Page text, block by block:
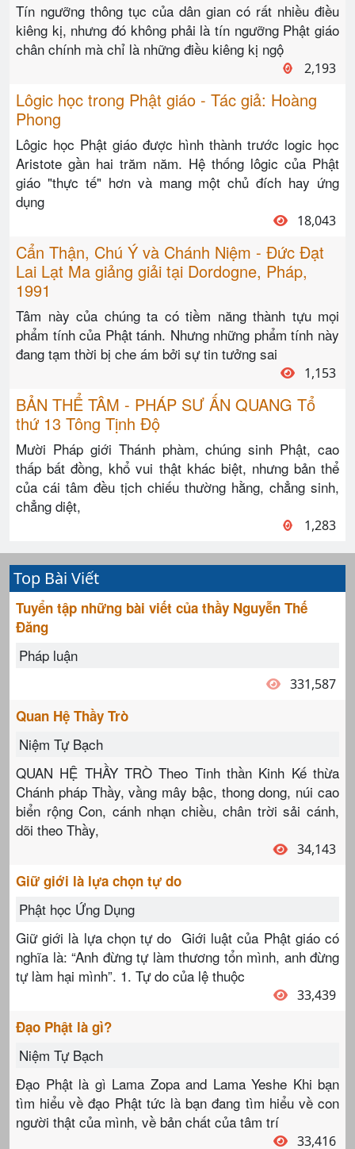
Tín ngưỡng thông tục của dân gian có rất nhiều điều
kiêng kị, nhưng đó không phải là tín ngưỡng Phật giáo
chân chính mà chỉ là những điều kiêng kị ngộ
2,193
Lôgic học trong Phật giáo - Tác giả: Hoàng
Phong
Lôgic học Phật giáo được hình thành trước logic học
Aristote gần hai trăm năm. Hệ thống lôgic của Phật
giáo "thực tế" hơn và mang một chủ đích hay ứng
dụng
18,043
Cẩn Thận, Chú Ý và Chánh Niệm - Đức Đạt
Lai Lạt Ma giảng giải tại Dordogne, Pháp,
1991
Tâm này của chúng ta có tiềm năng thành tựu mọi
phẩm tính của Phật tánh. Nhưng những phẩm tính này
đang tạm thời bị che ám bởi sự tin tưởng sai
1,153
BẢN THỂ TÂM - PHÁP SƯ ẤN QUANG Tổ
thứ 13 Tông Tịnh Độ
Mười Pháp giới Thánh phàm, chúng sinh Phật, cao
thấp bất đồng, khổ vui thật khác biệt, nhưng bản thể
của cái tâm đều tịch chiếu thường hằng, chẳng sinh,
chẳng diệt,
1,283
Top Bài Viết
Tuyển tập những bài viết của thầy Nguyễn Thế
Đăng
Pháp luận
331,587
Quan Hệ Thầy Trò
Niệm Tự Bạch
QUAN HỆ THẦY TRÒ Theo Tinh thần Kinh Kế thừa
Chánh pháp Thầy, vầng mây bậc, thong dong, núi cao
biển rộng Con, cánh nhạn chiều, chân trời sải cánh,
dõi theo Thầy,
34,143
Giữ giới là lựa chọn tự do
Phật học Ứng Dụng
Giữ giới là lựa chọn tự do Giới luật của Phật giáo có
nghĩa là: “Anh đừng tự làm thương tổn mình, anh đừng
tự làm hại mình”. 1. Tự do của lệ thuộc
33,439
Đạo Phật là gì?
Niệm Tự Bạch
Đạo Phật là gì Lama Zopa and Lama Yeshe Khi bạn
tìm hiểu về đạo Phật tức là bạn đang tìm hiểu về con
người thật của mình, về bản chất của tâm trí
33,416